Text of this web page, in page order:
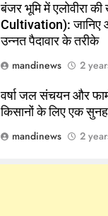
बंजर भूमि में एलोवीरा
Cultivation): जानिए
उन्नत पैदावार के तरीके
mandinews
2
वर्षा जल संचयन और
किसानों के लिए एक
mandinews
2